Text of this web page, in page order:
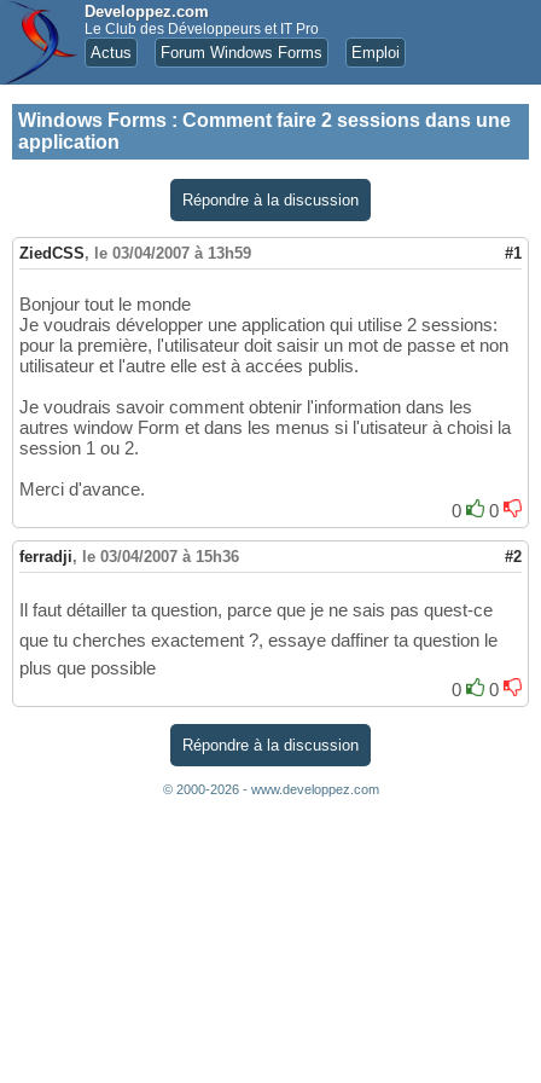
Developpez.com
Le Club des Développeurs et IT Pro
Actus Forum Windows Forms Emploi
Windows Forms : Comment faire 2 sessions dans une
application
Répondre à la discussion
ZiedCSS, le 03/04/2007 à 13h59 #1
Bonjour tout le monde
Je voudrais développer une application qui utilise 2 sessions:
pour la première, l'utilisateur doit saisir un mot de passe et non
utilisateur et l'autre elle est à accées publis.
Je voudrais savoir comment obtenir l'information dans les
autres window Form et dans les menus si l'utisateur à choisi la
session 1 ou 2.
Merci d'avance.
0
0
ferradji, le 03/04/2007 à 15h36 #2
Il faut détailler ta question, parce que je ne sais pas quest-ce
que tu cherches exactement ?, essaye daffiner ta question le
plus que possible
0
0
Répondre à la discussion
© 2000-2026 - www.developpez.com